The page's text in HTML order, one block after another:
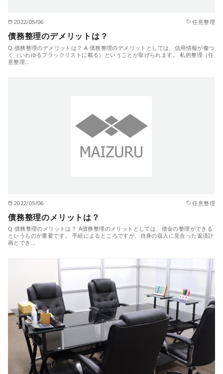
2022/05/06 任意整理
債務整理のデメリットは？
Q 債務整理のデメリットは？ A 債務整理のデメリットとしては、信用情報が傷つ
く（いわゆるブラックリストに載る）ということが挙げられます。 私的整理（任
意整理…
2022/05/06 任意整理
債務整理のメリットは？
Q 債務整理のメリットは？ A債務整理のメリットとしては、借金の整理ができる
というものが重要です。 手続によるところですが、自身の収入に見合った返済計
画とでき…